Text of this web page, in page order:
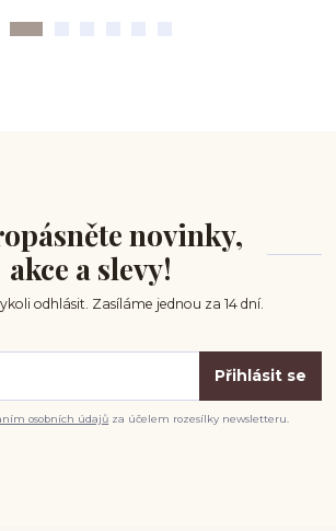
novinky,
akce a slevy!
odhlásit. Zasíláme jednou za 14 dní.
Přihlásit se
osobních údajů za účelem rozesílky newsletteru.